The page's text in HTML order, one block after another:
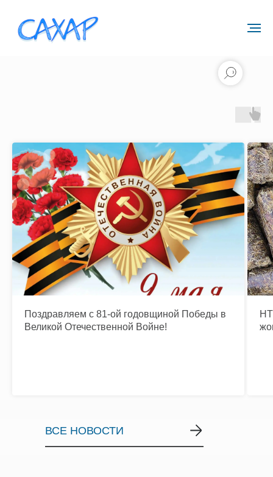
Поздравляем с 81-ой годовщиной Победы в
Великой Отечественной Войне!
ВСЕ НОВОСТИ